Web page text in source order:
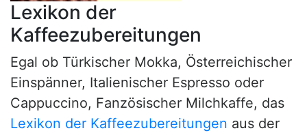
Lexikon der
Kaffeezubereitungen
Egal ob Türkischer Mokka, Österreichischer
Einspänner, Italienischer Espresso oder
Cappuccino, Fanzösischer Milchkaffe, das
Lexikon der Kaffeezubereitungen aus der